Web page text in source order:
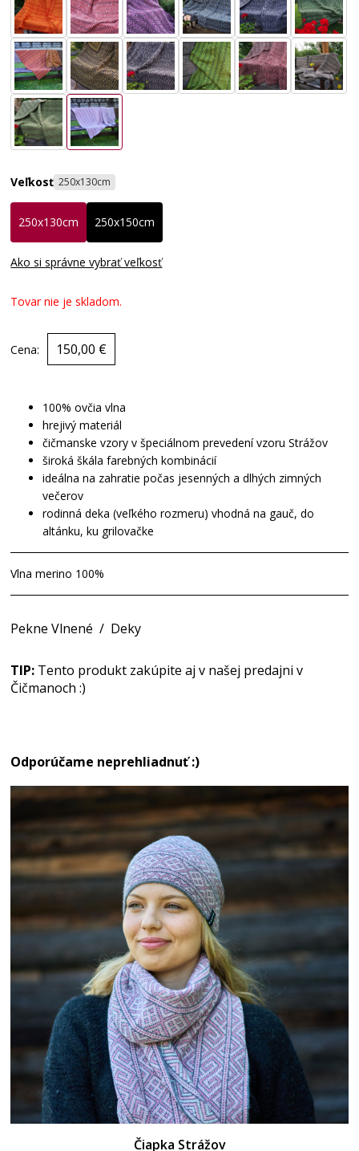
Veľkosť 250x130cm
250x130cm 250x150cm
Ako si správne vybrať veľkosť
Tovar nie je skladom.
Cena: 150,00 €
100% ovčia vlna
hrejivý materiál
čičmanske vzory v špeciálnom prevedení vzoru Strážov
široká škála farebných kombinácií
ideálna na zahratie počas jesenných a dlhých zimných
večerov
rodinná deka (veľkého rozmeru) vhodná na gauč, do
altánku, ku grilovačke
Vlna merino 100%
Pekne Vlnené / Deky
TIP: Tento produkt zakúpite aj v našej predajni v
Čičmanoch :)
Odporúčame neprehliadnuť :)
Čiapka Strážov